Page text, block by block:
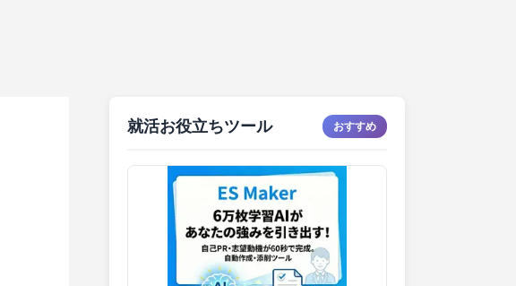
就活お役立ちツール おすすめ